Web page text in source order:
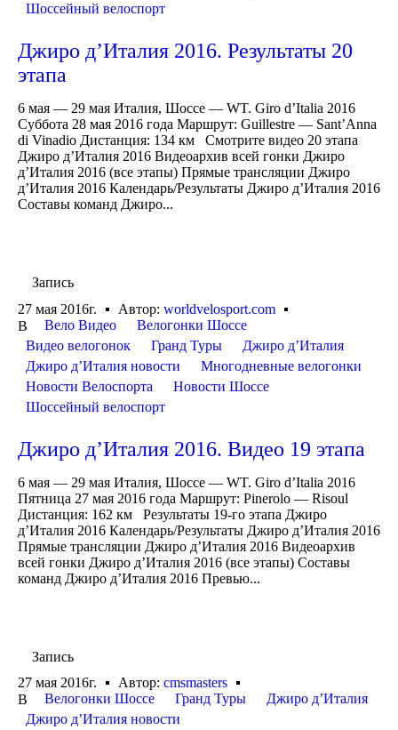
Шоссейный велоспорт
Джиро д’Италия 2016. Результаты 20
этапа
6 мая — 29 мая Италия, Шоссе — WT. Giro d’Italia 2016
Суббота 28 мая 2016 года Маршрут: Guillestre — Sant’Anna
di Vinadio Дистанция: 134 км Смотрите видео 20 этапа
Джиро д’Италия 2016 Видеоархив всей гонки Джиро
д’Италия 2016 (все этапы) Прямые трансляции Джиро
д’Италия 2016 Календарь/Результаты Джиро д’Италия 2016
Составы команд Джиро...
Запись
27 мая 2016г.
Автор: worldvelosport.com
В
Вело Видео
Велогонки Шоссе
Видео велогонок
Гранд Туры
Джиро д’Италия
Джиро д’Италия новости
Многодневные велогонки
Новости Велоспорта
Новости Шоссе
Шоссейный велоспорт
Джиро д’Италия 2016. Видео 19 этапа
6 мая — 29 мая Италия, Шоссе — WT. Giro d’Italia 2016
Пятница 27 мая 2016 года Маршрут: Pinerolo — Risoul
Дистанция: 162 км Результаты 19-го этапа Джиро
д’Италия 2016 Календарь/Результаты Джиро д’Италия 2016
Прямые трансляции Джиро д’Италия 2016 Видеоархив
всей гонки Джиро д’Италия 2016 (все этапы) Составы
команд Джиро д’Италия 2016 Превью...
Запись
27 мая 2016г.
Автор: cmsmasters
В
Велогонки Шоссе Гранд Туры
Джиро д’Италия
Джиро д’Италия новости